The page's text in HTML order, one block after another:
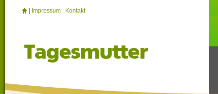
Impressum Kontakt